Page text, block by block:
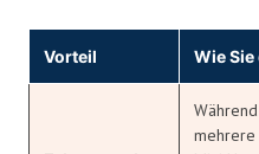
Vorteil Wie
mehrere